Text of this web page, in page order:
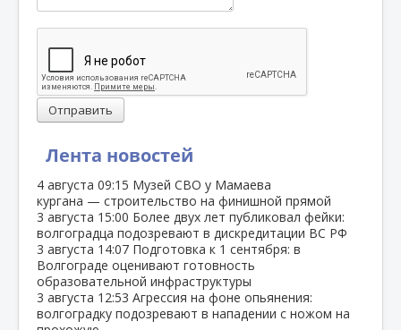
Лента новостей
4 августа 09:15 Музей СВО у Мамаева
кургана — строительство на финишной прямой
3 августа 15:00 Более двух лет публиковал фейки:
волгоградца подозревают в дискредитации ВС РФ
3 августа 14:07 Подготовка к 1 сентября: в
Волгограде оценивают готовность
образовательной инфраструктуры
3 августа 12:53 Агрессия на фоне опьянения:
волгоградку подозревают в нападении с ножом на
Отправить